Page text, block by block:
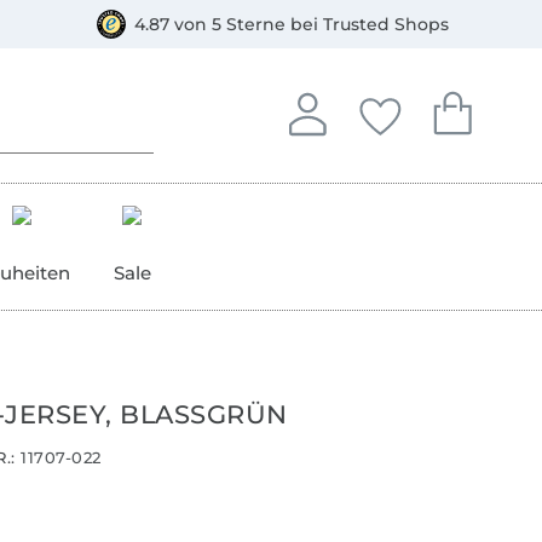
4.87 von 5 Sterne bei Trusted Shops
Anmelden
In deinem Konto
Deine
Du hast keine
Dein
Du hast
Sale
BLASSGRÜN
11707-022